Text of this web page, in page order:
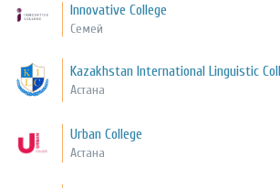
Innovative College
Семей
Kazakhstan International Linguistic
Астана
Urban College
Астана